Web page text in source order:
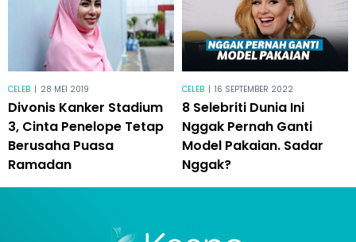
CELEB | 28 MEI 2019
Divonis Kanker Stadium
3, Cinta Penelope Tetap
Berusaha Puasa
Ramadan
CELEB | 16 SEPTEMBER 2022
8 Selebriti Dunia Ini
Nggak Pernah Ganti
Model Pakaian. Sadar
Nggak?